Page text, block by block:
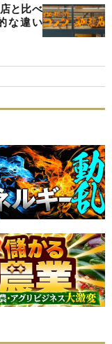
と比べ
な違い